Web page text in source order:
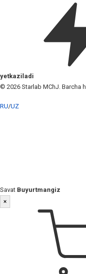
yetkaziladi
© 2026 Starlab MChJ. Barcha
RU/UZ
Savat Buyurtmangiz
×